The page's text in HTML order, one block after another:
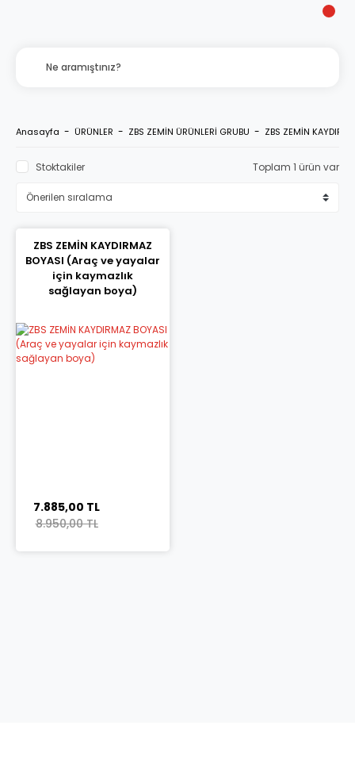
Anasayfa ÜRÜNLER ZBS ZEMİN ÜRÜNLERİ GRUBU ZBS ZEMİN
Stoktakiler Toplam 1 ürün var
ZBS ZEMİN KAYDIRMAZ
BOYASI (Araç ve yayalar
için kaymazlık
sağlayan boya)
7.885,00 TL
8.950,00 TL